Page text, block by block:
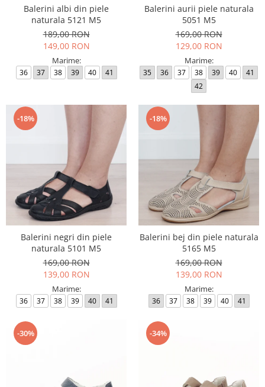
Balerini albi din piele
naturala 5121 M5
189,00 RON
149,00 RON
Marime:
36 37 38 39 40 41
Balerini aurii piele naturala
5051 M5
169,00 RON
129,00 RON
Marime:
35 36 37 38 39 40
41
42
-18%
Balerini negri din piele
naturala 5101 M5
169,00 RON
139,00 RON
Marime:
36 37 38 39 40 41
-18%
Balerini bej din piele naturala
5165 M5
169,00 RON
139,00 RON
Marime:
36 37 38 39 40 41
-30% -34%